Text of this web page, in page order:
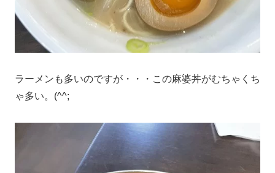
ラーメンも多いのですが・・・この麻婆丼がむちゃくち
ゃ多い。(^^;